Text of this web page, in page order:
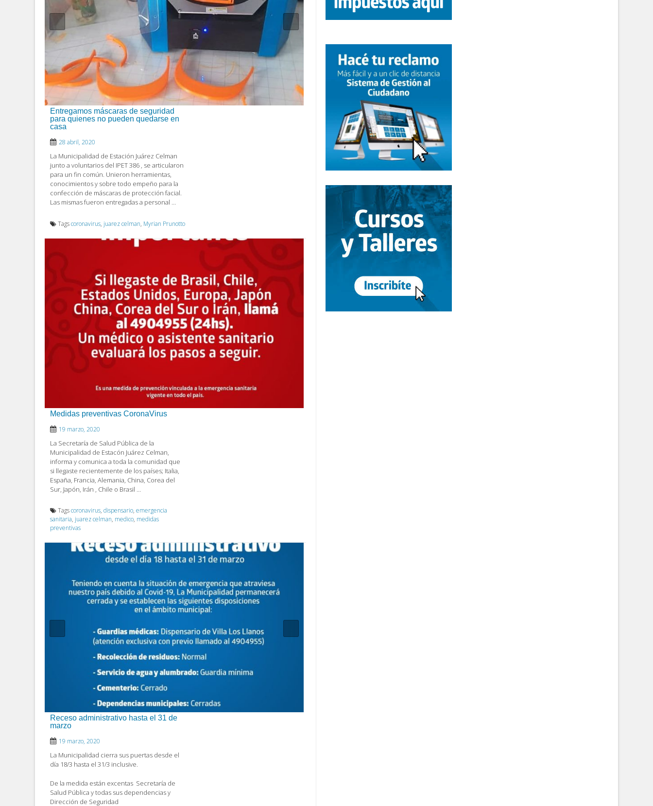
Entregamos máscaras de seguridad
para quienes no pueden quedarse en
casa
28 abril, 2020
La Municipalidad de Estación Juárez Celman
junto a voluntarios del IPET 386 , se articularon
para un fin común. Unieron herramientas,
conocimientos y sobre todo empeño para la
confección de máscaras de protección facial.
Las mismas fueron entregadas a personal …
Tagscoronavirus, juarez celman, Myrian Prunotto
Medidas preventivas CoronaVirus
19 marzo, 2020
La Secretaría de Salud Pública de la
Municipalidad de Estacón Juárez Celman,
informa y comunica a toda la comunidad que
si llegaste recientemente de los países; Italia,
España, Francia, Alemania, China, Corea del
Sur, Japón, Irán , Chile o Brasil …
Tagscoronavirus, dispensario, emergencia
sanitaria, juarez celman, medico, medidas
preventivas
Receso administrativo hasta el 31 de
marzo
19 marzo, 2020
La Municipalidad cierra sus puertas desde el
día 18/3 hasta el 31/3 inclusive.
De la medida están excentas Secretaría de
Salud Pública y todas sus dependencias y
Dirección de Seguridad